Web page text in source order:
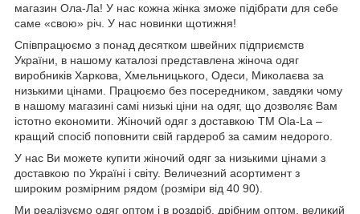
магазин Ола-Ла! У нас кожна жінка зможе підібрати для себе
саме «свою» річ. У нас новинки щотижня!
Співпрацюємо з понад десятком швейних підприємств
України, в нашому каталозі представлена жіноча одяг
виробників Харкова, Хмельницького, Одеси, Миколаєва за
низькими цінами. Працюємо без посередником, завдяки чому
в нашому магазині самі низькі ціни на одяг, що дозволяє Вам
істотно економити. Жіночий одяг з доставкою TM Ola-La –
кращий спосіб поповнити свій гардероб за самим недорого.
У нас Ви можете купити жіночий одяг за низькими цінами з
доставкою по Україні і світу. Величезний асортимент з
широким розмірним рядом (розміри від 40 90).
Ми реалізуємо одяг оптом і в роздріб, дрібним оптом, великий